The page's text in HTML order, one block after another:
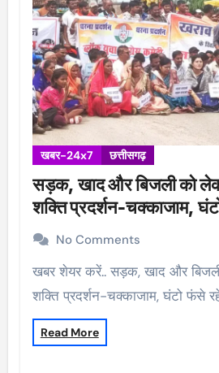
खबर-24x7 छत्तीसगढ़
सड़क, खाद और बिजली को
शक्ति प्रदर्शन-चक्काजाम,
No Comments
खबर शेयर करें.. सड़क, खाद और बिजली को लेकर कांग्रेस का
शक्ति प्रदर्शन-चक्काजाम, घंटो फंसे रहे
Read More